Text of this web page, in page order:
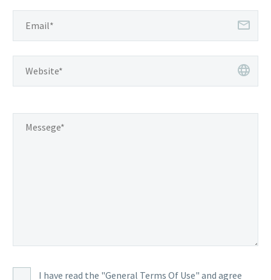
I have read the "General Terms Of Use" and agree